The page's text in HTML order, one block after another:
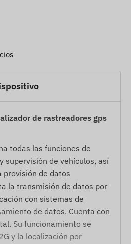
de rastreadores gps
todas las funciones de
supervisión de vehículos, así
provisión de datos
la transmisión de datos por
con sistemas de
de datos. Cuenta con
Su funcionamiento se
y la localización por